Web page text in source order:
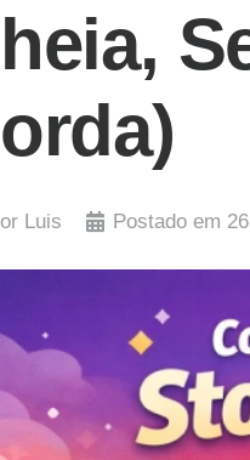
Luis Postado em